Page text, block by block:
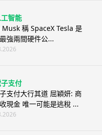
智能
Musk 稱 SpaceX Tesla 是
強兩間硬件公...
支付
支付大行其道 屈穎妍: 商
現金 唯一可能是逃稅 ...